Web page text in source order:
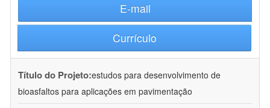
E-mail
Currículo
Título do Projeto:estudos para desenvolvimento de
bioasfaltos para aplicações em pavimentação